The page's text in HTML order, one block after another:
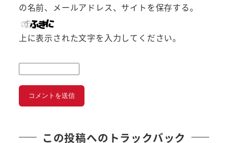
の名前、メールアドレス、サイトを保存する。
上に表示された文字を入力してください。
この投稿へのトラックバック